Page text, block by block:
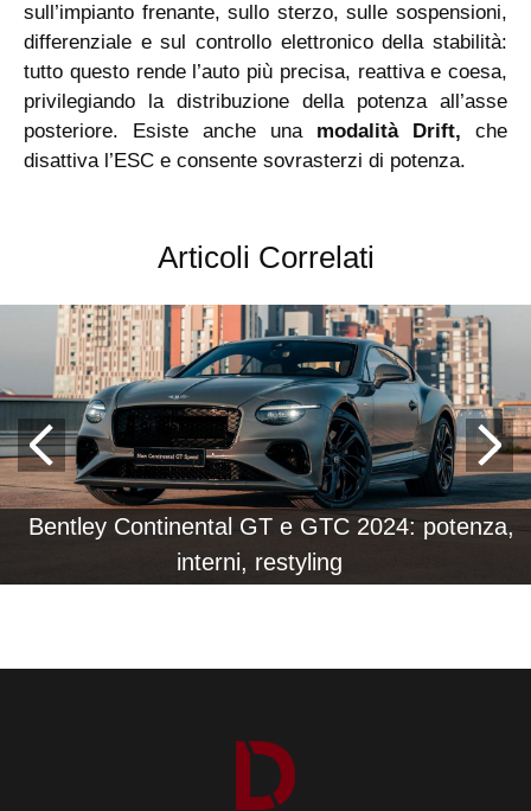
sull’impianto frenante, sullo sterzo, sulle sospensioni,
differenziale e sul controllo elettronico della stabilità:
tutto questo rende l’auto più precisa, reattiva e coesa,
privilegiando la distribuzione della potenza all’asse
posteriore. Esiste anche una modalità Drift, che
disattiva l’ESC e consente sovrasterzi di potenza.
Articoli Correlati
Bentley Continental GT e GTC 2024: potenza,
interni, restyling